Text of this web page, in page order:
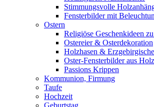
Stimmungsvolle
Fensterbilder mit
Ostern
Religiöse Geschenkideen
Ostereier & Osterdekoration
Holzhasen &
Oster-Fensterbilder aus Holz
Passions Krippen
Kommunion, Firmung
Taufe
Hochzeit
Geburtstag